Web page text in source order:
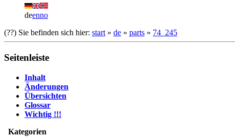
deenno
(??) Sie befinden sich hier: start » de » parts » 74_245
Seitenleiste
Inhalt
Änderungen
Übersichten
Glossar
Wichtig !!!
Kategorien